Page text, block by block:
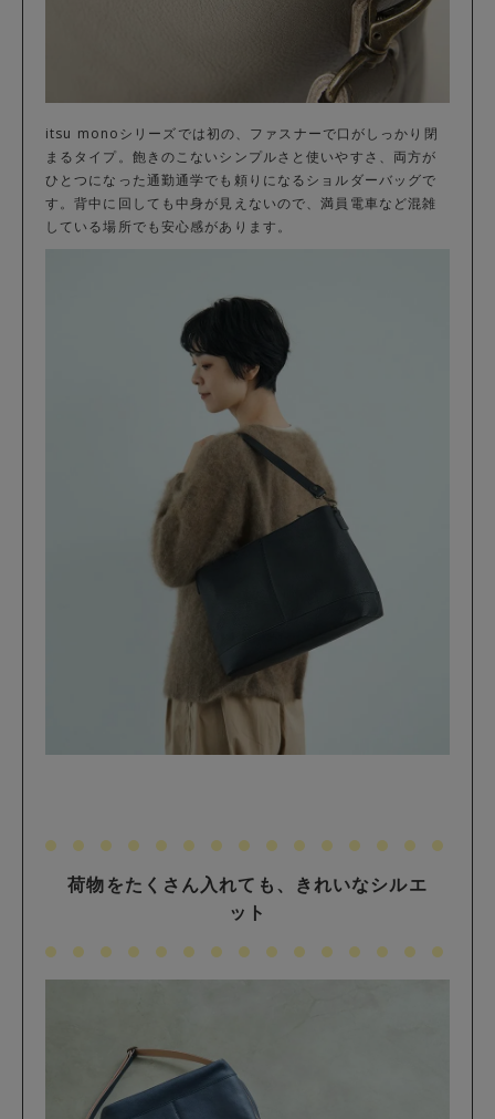
itsu monoシリーズでは初の、ファスナーで口がしっかり閉
まるタイプ。飽きのこないシンプルさと使いやすさ、両方が
ひとつになった通勤通学でも頼りになるショルダーバッグで
す。背中に回しても中身が見えないので、満員電車など混雑
している場所でも安心感があります。
荷物をたくさん入れても、きれいなシルエ
ット